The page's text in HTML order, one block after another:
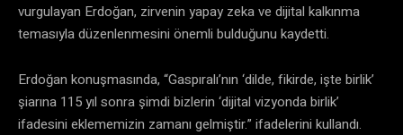
vurgulayan Erdoğan, zirvenin yapay zeka ve dijital kalkınma
temasıyla düzenlenmesini önemli bulduğunu kaydetti.
Erdoğan konuşmasında, “Gaspıralı’nın ‘dilde, fikirde, işte birlik’
şiarına 115 yıl sonra şimdi bizlerin ‘dijital vizyonda birlik’
ifadesini eklememizin zamanı gelmiştir.” ifadelerini kullandı.